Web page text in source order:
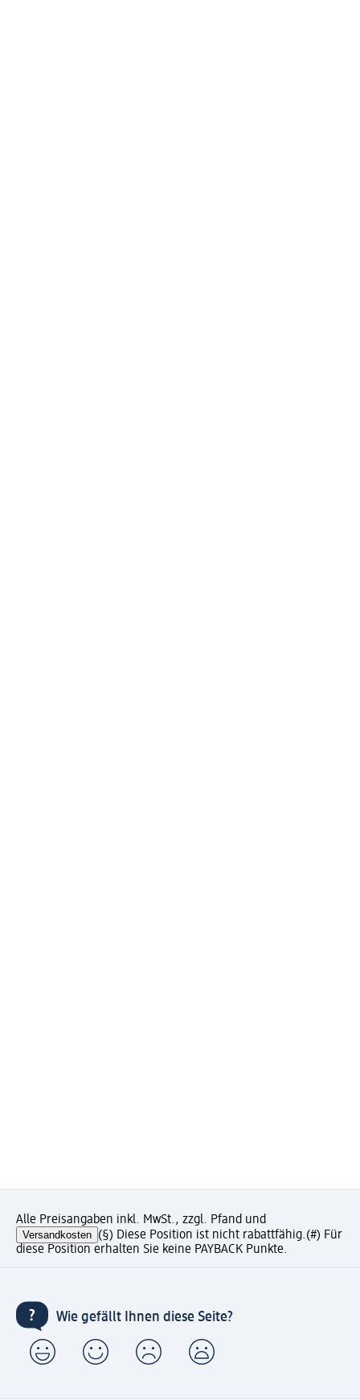
Alle Preisangaben inkl. MwSt., zzgl. Pfand und
Versandkosten (§) Diese Position ist nicht rabattfähig.(#) Für
diese Position erhalten Sie keine PAYBACK Punkte.
Wie gefällt Ihnen diese Seite?